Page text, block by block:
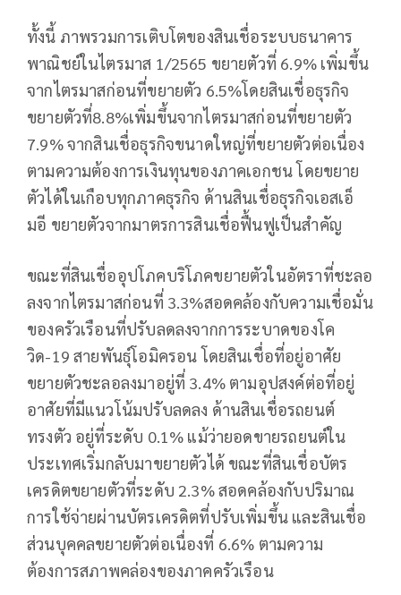
ทั้งนี้ ภาพรวมการเติบโตของสินเชื่อระบบธนาคาร
พาณิชย์ในไตรมาส 1/2565 ขยายตัวที่ 6.9% เพิ่มขึ้น
จากไตรมาสก่อนที่ขยายตัว 6.5%โดยสินเชื่อธุรกิจ
ขยายตัวที่8.8%เพิ่มขึ้นจากไตรมาสก่อนที่ขยายตัว
7.9% จากสินเชื่อธุรกิจขนาดใหญ่ที่ขยายตัวต่อเนื่อง
ตามความต้องการเงินทุนของภาคเอกชน โดยขยาย
ตัวได้ในเกือบทุกภาคธุรกิจ ด้านสินเชื่อธุรกิจเอสเอ็
มอี ขยายตัวจากมาตรการสินเชื่อฟื้นฟูเป็นสำคัญ
ขณะที่สินเชื่ออุปโภคบริโภคขยายตัวในอัตราที่ชะลอ
ลงจากไตรมาสก่อนที่ 3.3%สอดคล้องกับความเชื่อมั่น
ของครัวเรือนที่ปรับลดลงจากการระบาดของโค
วิด-19 สายพันธุ์โอมิครอน โดยสินเชื่อที่อยู่อาศัย
ขยายตัวชะลอลงมาอยู่ที่ 3.4% ตามอุปสงค์ต่อที่อยู่
อาศัยที่มีแนวโน้มปรับลดลง ด้านสินเชื่อรถยนต์
ทรงตัว อยู่ที่ระดับ 0.1% แม้ว่ายอดขายรถยนต์ใน
ประเทศเริ่มกลับมาขยายตัวได้ ขณะที่สินเชื่อบัตร
เครดิตขยายตัวที่ระดับ 2.3% สอดคล้องกับปริมาณ
การใช้จ่ายผ่านบัตรเครดิตที่ปรับเพิ่มขึ้น และสินเชื่อ
ส่วนบุคคลขยายตัวต่อเนื่องที่ 6.6% ตามความ
ต้องการสภาพคล่องของภาคครัวเรือน